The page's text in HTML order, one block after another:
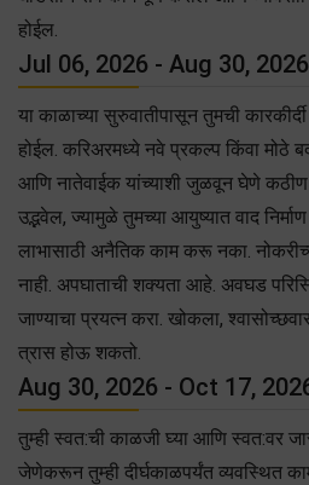
होईल.
Jul 06, 2026 - Aug 30, 2026
या काळाच्या सुरुवातीपासून तुमची
होईल. करिअरमध्ये नवे प्रकल्प किंवा मोठे
आणि नातेवाईक यांच्याशी जुळवून घेणे कठीण
उद्भवेल, ज्यामुळे तुमच्या आयुष्यात वाद
लाभासाठी अनैतिक काम करू नका.
नाही. अपघाताची शक्यता आहे. अवघड
जाण्याचा प्रयत्न करा. खोकला,
त्रास होऊ शकतो.
Aug 30, 2026 - Oct 17,
तुम्ही स्वत:ची काळजी घ्या आणि स्वत:वर
जेणेकरून तुम्ही दीर्घकाळपर्यंत व्यवस्थित